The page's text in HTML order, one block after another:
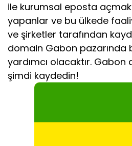
ile kurumsal eposta
yapanlar ve bu ülkede
ve şirketler tarafından
domain Gabon pazarında
yardımcı olacaktır.
şimdi kaydedin!